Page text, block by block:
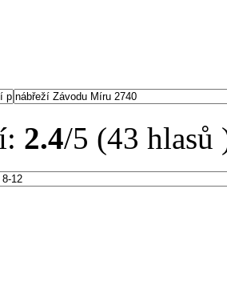
2.4/5 (43 hlasů